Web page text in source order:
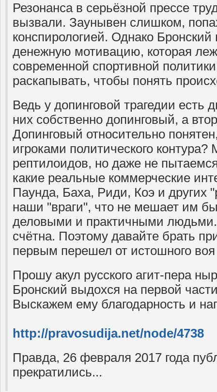
Резонанса в серьёзной прессе
вызвали. Заунывен слишком,
конспирологией. Однако
денежную мотивацию, которая
современной спортивной
раскапывать, чтобы понять
Ведь у допинговой трагедии есть
них собственно допинговый, а
Допинговый относительно
игроками политического
рептилоидов, но даже не
какие реальные коммерческие
Паунда, Баха, Риди, Коэ и других
наши "враги", что не мешает им
деловыми и практичными людьми.
счётна. Поэтому давайте брать
первым перешел от истошного воя
Прошу акул русского агит-пера
Бронский выдохся на первой
Выскажем ему благодарность и
http://pravosudija.net/node/4738
Правда, 26 февраля 2017 года
прекратились...